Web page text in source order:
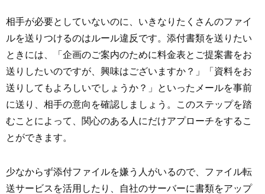
相手が必要としていないのに、いきなりたくさんのファイ
ルを送りつけるのはルール違反です。添付書類を送りたい
ときには、「企画のご案内のために料金表とご提案書をお
送りしたいのですが、興味はございますか？」「資料をお
送りしてもよろしいでしょうか？」といったメールを事前
に送り、相手の意向を確認しましょう。このステップを踏
むことによって、関心のある人にだけアプローチをするこ
とができます。
少なからず添付ファイルを嫌う人がいるので、ファイル転
送サービスを活用したり、自社のサーバーに書類をアップ